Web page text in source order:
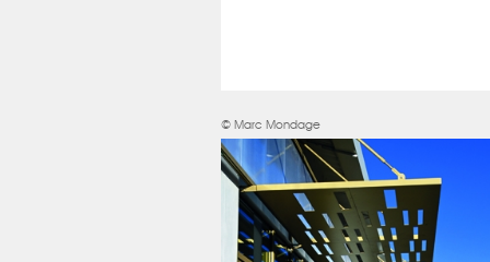
© Marc Mondage